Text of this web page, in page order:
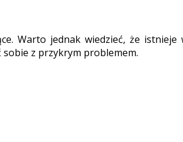
Warto jednak wiedzieć, że istnieje
z przykrym problemem.